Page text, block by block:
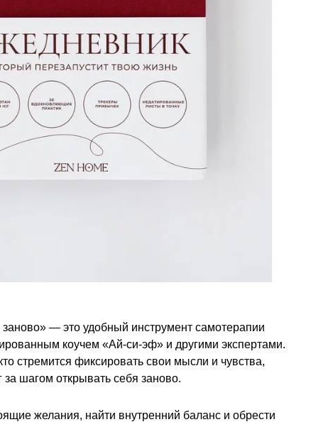
— это удобный инструмент самотерапии
коучем «Ай-си-эф» и другими экспертами.
стремится фиксировать свои мысли и чувства,
за шагом открывать себя заново.
желания, найти внутренний баланс и обрести